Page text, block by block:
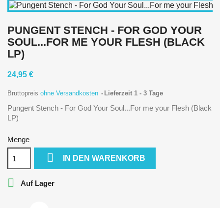
PUNGENT STENCH - FOR GOD YOUR
SOUL...FOR ME YOUR FLESH (BLACK
LP)
24,95 €
Bruttopreis ohne Versandkosten Lieferzeit 1 - 3 Tage
Pungent Stench - For God Your Soul...For me your Flesh (Black
LP)
Menge
 IN DEN WARENKORB
 Auf Lager